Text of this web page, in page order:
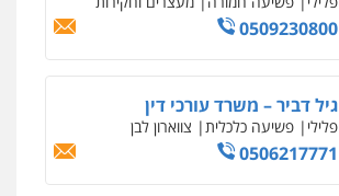
0509230800
גיל דביר – משרד עורכי דין
פלילי פשיעה כלכלית צווארון לבן
0506217771